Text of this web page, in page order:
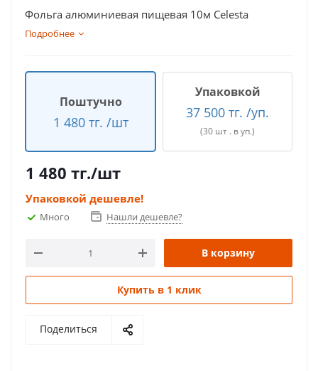
Фольга алюминиевая пищевая 10м Celesta
Подробнее
Поштучно
1 480 тг. /шт
Упаковкой
37 500 тг. /уп.
(30 шт . в уп.)
1 480 тг./шт
Упаковкой дешевле!
Много Нашли дешевле?
В корзину
Купить в 1 клик
Поделиться